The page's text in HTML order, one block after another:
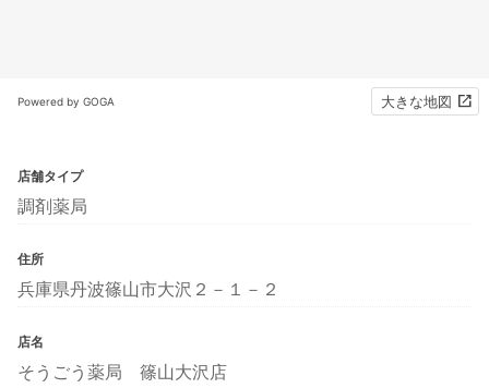
Powered by GOGA 大きな地図
店舗タイプ
調剤薬局
住所
兵庫県丹波篠山市大沢２－１－２
店名
そうごう薬局 篠山大沢店